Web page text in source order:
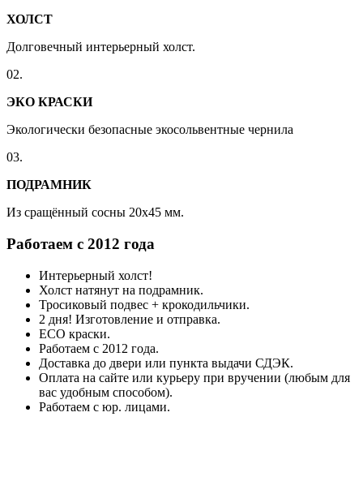
ХОЛСТ
Долговечный интерьерный холст.
02.
ЭКО КРАСКИ
Экологически безопасные экосольвентные чернила
03.
ПОДРАМНИК
Из сращённый сосны 20x45 мм.
Работаем с 2012 года
Интерьерный холст!
Холст натянут на подрамник.
Тросиковый подвес + крокодильчики.
2 дня! Изготовление и отправка.
ECO краски.
Работаем с 2012 года.
Доставка до двери или пункта выдачи СДЭК.
Оплата на сайте или курьеру при вручении (любым для
вас удобным способом).
Работаем с юр. лицами.